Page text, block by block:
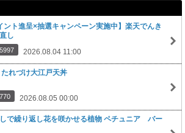
ント進呈×抽選キャンペーン実施中】楽天でんき
し
2026.08.04 11:00
れづけ大江戸天丼
2026.08.05 00:00
で繰り返し花を咲かせる植物 ペチュニア バー